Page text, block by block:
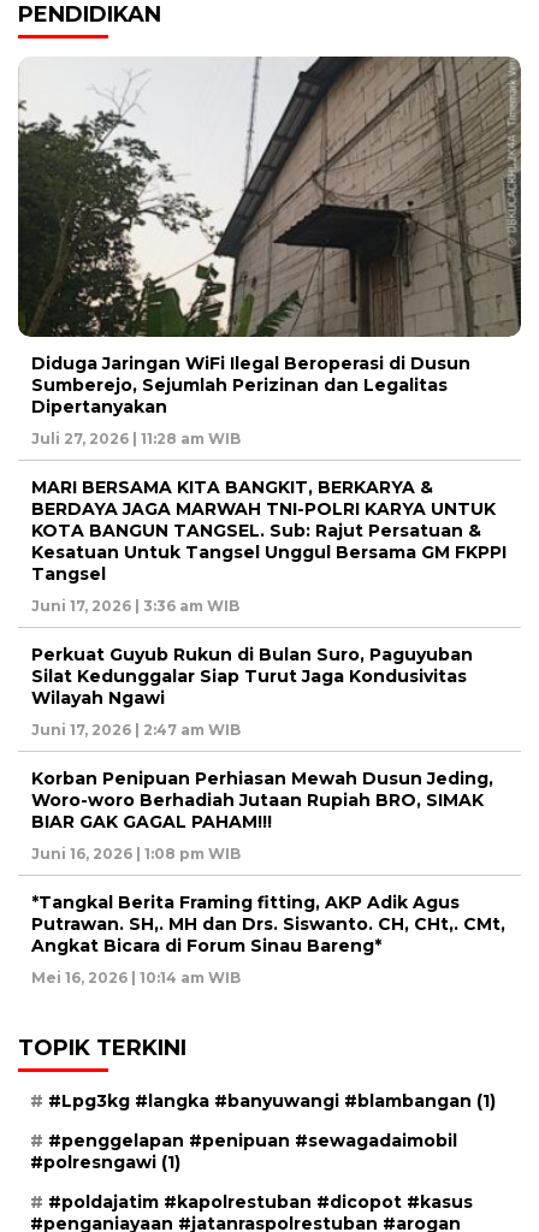
PENDIDIKAN
Diduga Jaringan WiFi Ilegal Beroperasi di Dusun
Sumberejo, Sejumlah Perizinan dan Legalitas
Dipertanyakan
Juli 27, 2026 | 11:28 am WIB
MARI BERSAMA KITA BANGKIT, BERKARYA &
BERDAYA JAGA MARWAH TNI-POLRI KARYA UNTUK
KOTA BANGUN TANGSEL. Sub: Rajut Persatuan &
Kesatuan Untuk Tangsel Unggul Bersama GM FKPPI
Tangsel
Juni 17, 2026 | 3:36 am WIB
Perkuat Guyub Rukun di Bulan Suro, Paguyuban
Silat Kedunggalar Siap Turut Jaga Kondusivitas
Wilayah Ngawi
Juni 17, 2026 | 2:47 am WIB
Korban Penipuan Perhiasan Mewah Dusun Jeding,
Woro-woro Berhadiah Jutaan Rupiah BRO, SIMAK
BIAR GAK GAGAL PAHAM!!!
Juni 16, 2026 | 1:08 pm WIB
*Tangkal Berita Framing fitting, AKP Adik Agus
Putrawan. SH,. MH dan Drs. Siswanto. CH, CHt,. CMt,
Angkat Bicara di Forum Sinau Bareng*
Mei 16, 2026 | 10:14 am WIB
TOPIK TERKINI
#Lpg3kg #langka #banyuwangi #blambangan (1)
#penggelapan #penipuan #sewagadaimobil
#polresngawi (1)
#poldajatim #kapolrestuban #dicopot #kasus
#penganiayaan #jatanraspolrestuban #arogan